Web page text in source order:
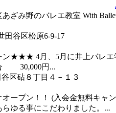
ざみ野のバレエ教室 With
田谷区松原6-9-17
★★★ 4月、5月に井上バレエ
30,000円...
区砧８丁目４－１３
ープン！！ (入会金無料キャ
ゆる事にこだわりました。...